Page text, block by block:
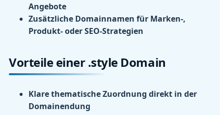
Angebote
Zusätzliche Domainnamen für Marken-,
Produkt- oder SEO-Strategien
Vorteile einer .style Domain
Klare thematische Zuordnung direkt in der
Domainendung